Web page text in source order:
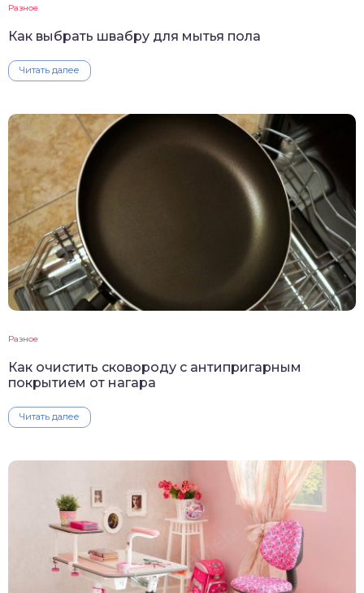
Разное
Как выбрать швабру для мытья пола
Читать далее
Разное
Как очистить сковороду с антипригарным
покрытием от нагара
Читать далее